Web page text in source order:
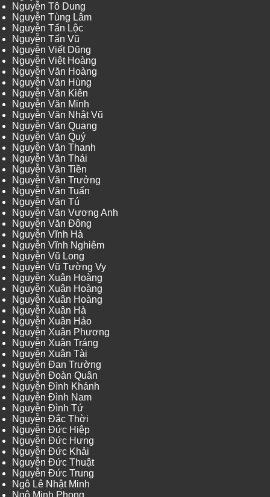
Nguyễn Tô Dung
Nguyễn Tùng Lâm
Nguyễn Tấn Lộc
Nguyễn Tấn Vũ
Nguyễn Viết Dũng
Nguyễn Việt Hoàng
Nguyễn Văn Hoàng
Nguyễn Văn Hùng
Nguyễn Văn Kiên
Nguyễn Văn Minh
Nguyễn Văn Nhật Vũ
Nguyễn Văn Quang
Nguyễn Văn Quý
Nguyễn Văn Thanh
Nguyễn Văn Thái
Nguyễn Văn Tiền
Nguyễn Văn Trưởng
Nguyễn Văn Tuấn
Nguyễn Văn Tú
Nguyễn Văn Vương Anh
Nguyễn Văn Đông
Nguyễn Vĩnh Hà
Nguyễn Vĩnh Nghiêm
Nguyễn Vũ Long
Nguyễn Vũ Tường Vy
Nguyễn Xuân Hoàng
Nguyễn Xuân Hoàng
Nguyễn Xuân Hoàng
Nguyễn Xuân Hà
Nguyễn Xuân Hảo
Nguyễn Xuân Phương
Nguyễn Xuân Tráng
Nguyễn Xuân Tài
Nguyễn Đan Trường
Nguyễn Đoàn Quân
Nguyễn Đình Khánh
Nguyễn Đình Nam
Nguyễn Đình Tứ
Nguyễn Đắc Thời
Nguyễn Đức Hiệp
Nguyễn Đức Hưng
Nguyễn Đức Khải
Nguyễn Đức Thuật
Nguyễn Đức Trung
Ngô Lê Nhật Minh